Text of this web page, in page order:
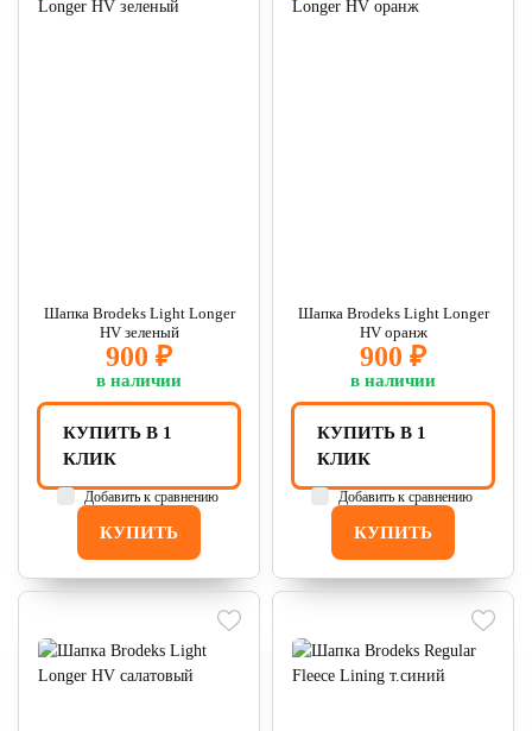
Шапка Brodeks Light Longer
HV зеленый
900 ₽
в наличии
КУПИТЬ
КУПИТЬ В 1
КЛИК
Добавить к сравнению
Шапка Brodeks Light Longer
HV оранж
900 ₽
в наличии
КУПИТЬ
КУПИТЬ В 1
КЛИК
Добавить к сравнению